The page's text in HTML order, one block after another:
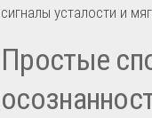
сигналы усталости и
Простые